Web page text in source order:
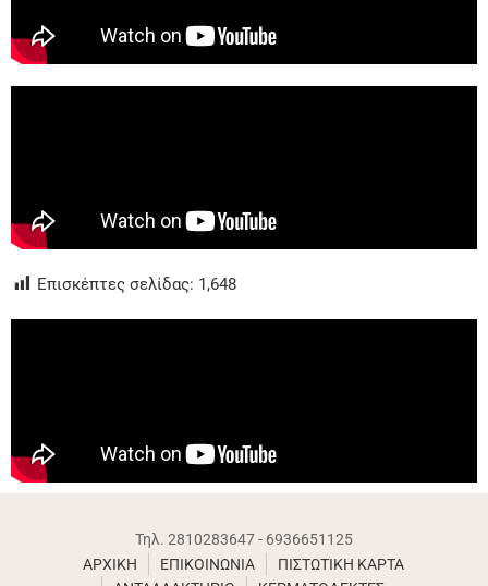
Επισκέπτες σελίδας: 1,648
Τηλ. 2810283647 - 6936651125
ΑΡΧΙΚΗ
ΕΠΙΚΟΙΝΩΝΙΑ
ΠΙΣΤΩΤΙΚΗ ΚΑΡΤΑ